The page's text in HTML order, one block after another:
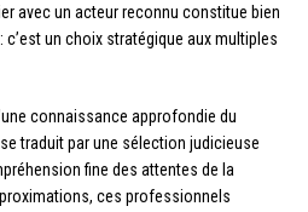
avec un acteur reconnu constitue bien
c’est un choix stratégique aux multiples
connaissance approfondie du
traduit par une sélection judicieuse
fine des attentes de la
ces professionnels